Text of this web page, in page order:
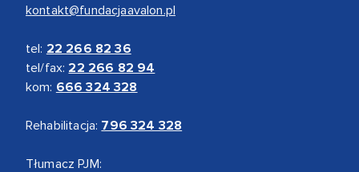
kontakt@fundacjaavalon.pl
tel: 22 266 82 36
tel/fax: 22 266 82 94
kom: 666 324 328
Rehabilitacja: 796 324 328
Tłumacz PJM: